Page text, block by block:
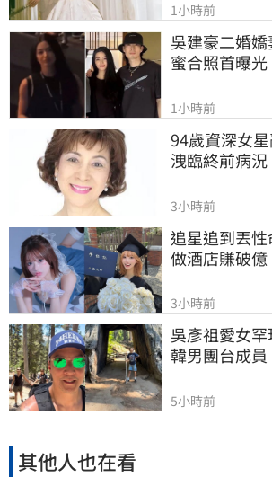
1小時前
吳建豪二婚
蜜合照首曝光
1小時前
94歲資深女
洩臨終前病況
3小時前
追星追到丟
做酒店賺破億
3小時前
吳彥祖愛女
韓男團台成員
5小時前
其他人也在看